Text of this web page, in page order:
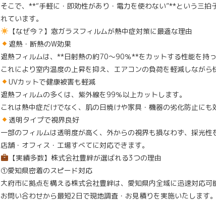
そこで、**“手軽に・即効性があり・電力を使わない”**という三拍
れています。
【なぜ今？】窓ガラスフィルムが熱中症対策に最適な理由
遮熱・断熱のW効果
遮熱フィルムは、**日射熱の約70〜90％**をカットする性能を持っ
これにより室内温度の上昇を抑え、エアコンの負荷を軽減しながら
UVカットで健康被害も軽減
遮熱フィルムの多くは、紫外線を99％以上カットします。
これは熱中症だけでなく、肌の日焼けや家具・機器の劣化防止にも
透明タイプで視界良好
一部のフィルムは透明度が高く、外からの視界も損なわず、採光性
店舗・オフィス・工場すべてに対応できます。
【実績多数】株式会社豊絆が選ばれる3つの理由
①愛知県密着のスピード対応
大府市に拠点を構える株式会社豊絆は、愛知県内全域に迅速対応可
お問い合わせから最短2日で現地調査・お見積りを実施いたします。